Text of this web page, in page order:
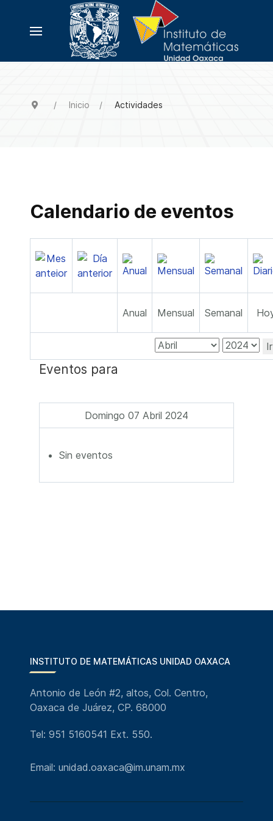
Inicio Actividades
Calendario de eventos
Anual Mensual Semanal
Eventos para
Domingo 07 Abril 2024
Sin eventos
INSTITUTO DE MATEMÁTICAS UNIDAD OAXACA
Antonio de León #2, altos, Col. Centro,
Oaxaca de Juárez, CP. 68000
Tel: 951 5160541 Ext. 550.
Email: unidad.oaxaca@im.unam.mx